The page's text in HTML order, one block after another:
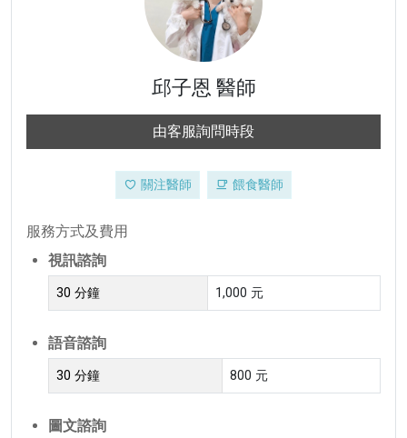
邱子恩 醫師
由客服詢問時段
關注醫師 餵食醫師
服務方式及費用
視訊諮詢
30 分鐘 1,000 元
語音諮詢
30 分鐘 800 元
圖文諮詢